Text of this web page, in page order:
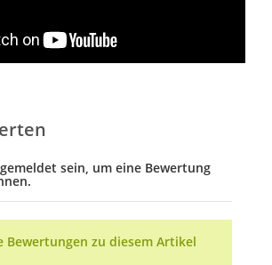
sein, um eine Bewertung
Bewertungen zu diesem Artikel